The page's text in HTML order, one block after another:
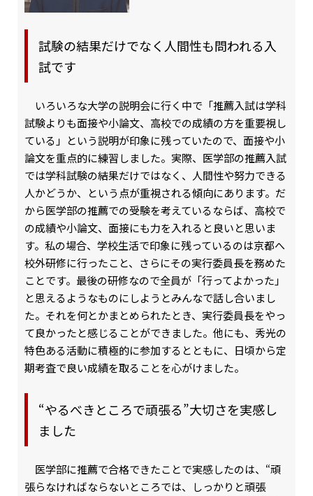
試験の結果だけでなく人間性も問われる入
試です
いろいろな大学の説明会に行く中で「推薦入試は学科
試験よりも面接や小論文、高校での成績の方を重要視し
ている」という説明が印象に残っていたので、面接や小
論文を重点的に練習しました。実際、医学部の推薦入試
では学科試験の結果だけではなく、人間性や努力できる
人かどうか、という点が重視される傾向にあります。だ
から医学部の推薦での受験を考えているならば、高校で
の成績や小論文、面接にも力を入れると良いと思いま
す。私の場合、学校生活で印象に残っているのは京都へ
校外研修に行ったこと、さらにその実行委員長を務めた
ことです。最後の研修なので全員が「行ってよかった」
と思えるようなものにしようとみんなで話し合いまし
た。それを何とかまとめられたとき、実行委員長をやっ
て良かったと感じることができました。他にも、秀光の
特色ある活動に積極的に参加するとともに、日頃から定
期考査で良い成績を取ることを心がけました。
“やるべきところで頑張る”大切さを実感し
ました
医学部に推薦で合格できたことで実感したのは、“頑
張らなければならないところでは、しっかりと頑張